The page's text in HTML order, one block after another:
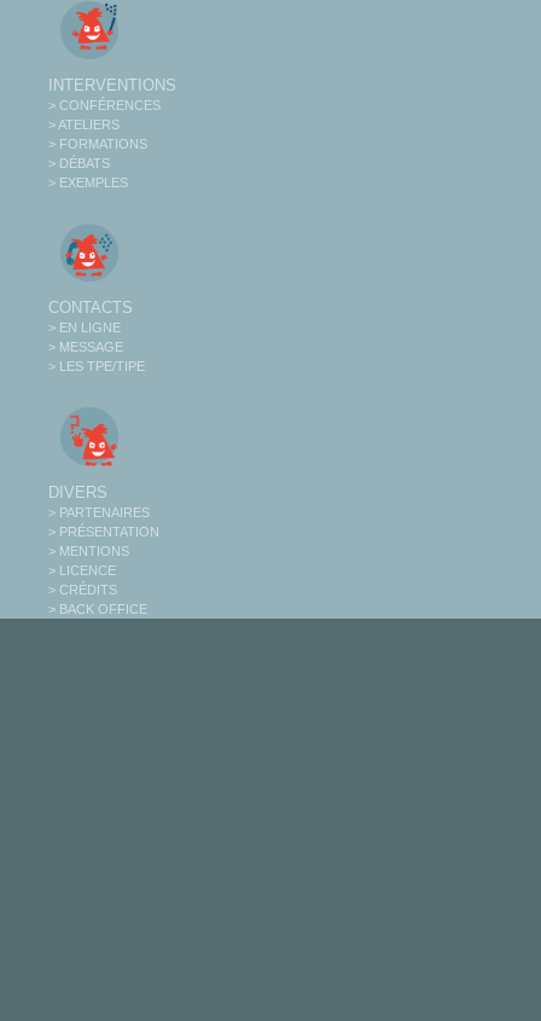
INTERVENTIONS
> CONFÉRENCES
> ATELIERS
> FORMATIONS
> DÉBATS
> EXEMPLES
CONTACTS
> EN LIGNE
> MESSAGE
> LES TPE/TIPE
DIVERS
> PARTENAIRES
> PRÉSENTATION
> MENTIONS
> LICENCE
> CRÉDITS
> BACK OFFICE